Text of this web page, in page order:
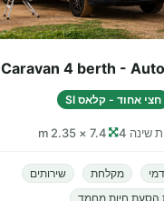
Caravan 4 berth -
חצי אחוד - קלאס SI
שינה 4 7.4 × 2.35 m
מקלחת
שירותים
הסעת חיות מחמד